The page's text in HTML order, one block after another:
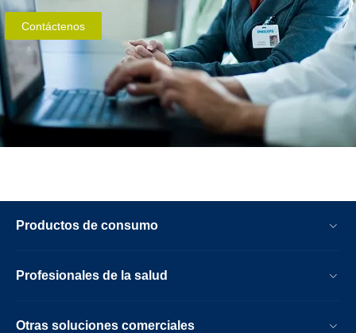
Contáctenos
Productos de consumo
Profesionales de la salud
Otras soluciones comerciales